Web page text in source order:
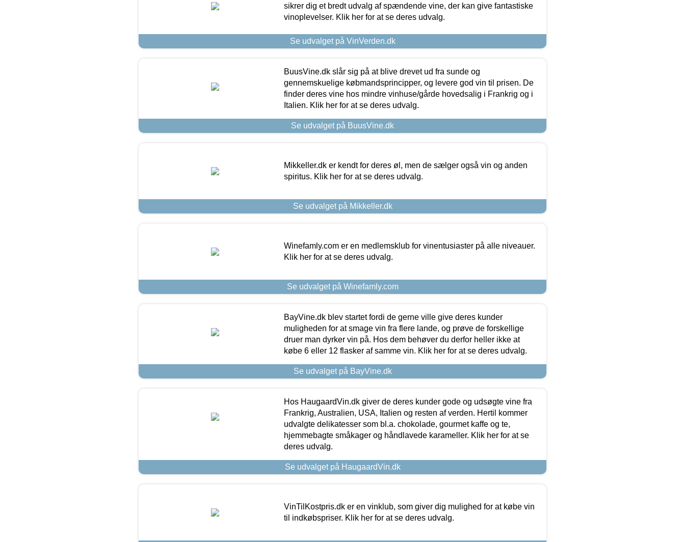
sikrer dig et bredt udvalg af spændende vine, der kan give fantastiske
vinoplevelser. Klik her for at se deres udvalg.
Se udvalget på VinVerden.dk
BuusVine.dk slår sig på at blive drevet ud fra sunde og
gennemskuelige købmandsprincipper, og levere god vin til prisen. De
finder deres vine hos mindre vinhuse/gårde hovedsalig i Frankrig og i
Italien. Klik her for at se deres udvalg.
Se udvalget på BuusVine.dk
Mikkeller.dk er kendt for deres øl, men de sælger også vin og anden
spiritus. Klik her for at se deres udvalg.
Se udvalget på Mikkeller.dk
Winefamly.com er en medlemsklub for vinentusiaster på alle niveauer.
Klik her for at se deres udvalg.
Se udvalget på Winefamly.com
BayVine.dk blev startet fordi de gerne ville give deres kunder
muligheden for at smage vin fra flere lande, og prøve de forskellige
druer man dyrker vin på. Hos dem behøver du derfor heller ikke at
købe 6 eller 12 flasker af samme vin. Klik her for at se deres udvalg.
Se udvalget på BayVine.dk
Hos HaugaardVin.dk giver de deres kunder gode og udsøgte vine fra
Frankrig, Australien, USA, Italien og resten af verden. Hertil kommer
udvalgte delikatesser som bl.a. chokolade, gourmet kaffe og te,
hjemmebagte småkager og håndlavede karameller. Klik her for at se
deres udvalg.
Se udvalget på HaugaardVin.dk
VinTilKostpris.dk er en vinklub, som giver dig mulighed for at købe vin
til indkøbspriser. Klik her for at se deres udvalg.